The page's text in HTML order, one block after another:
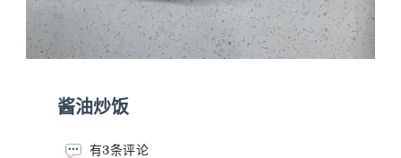
酱油炒饭
酱
有3条评论